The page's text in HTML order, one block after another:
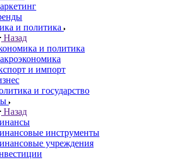
и политика
Назад
и политика
и импорт
и государство
Назад
инструменты
учреждения